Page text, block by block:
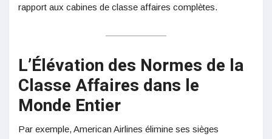
rapport aux cabines de classe affaires complètes.
L’Élévation des Normes de la
Classe Affaires dans le
Monde Entier
Par exemple, American Airlines élimine ses sièges